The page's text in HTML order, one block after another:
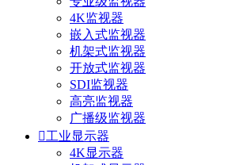
4K监视器
嵌入式监视器
机架式监视器
开放式监视器
SDI监视器
高亮监视器
广播级监视器
工业显示器
4K显示器